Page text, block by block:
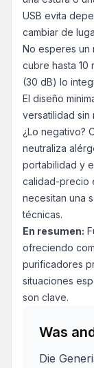
USB evita
cambiar de
No esperes un
cubre hasta 10
(30 dB) lo
El diseño
versatilidad sin
¿Lo negativo?
neutraliza
portabilidad y
calidad-precio
necesitan una
técnicas.
En resumen:
ofreciendo
purificadores
situaciones
son clave.
Was
Die